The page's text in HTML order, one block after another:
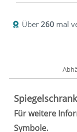
Über 260 mal